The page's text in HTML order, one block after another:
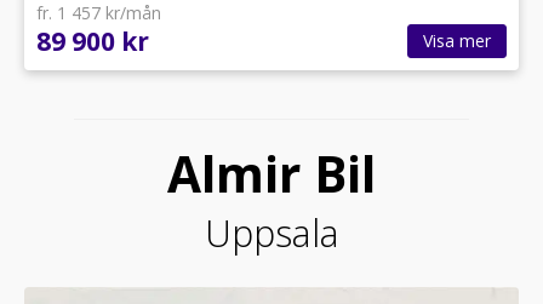
fr. 1 457 kr/mån
89 900 kr Visa mer
Almir Bil
Uppsala